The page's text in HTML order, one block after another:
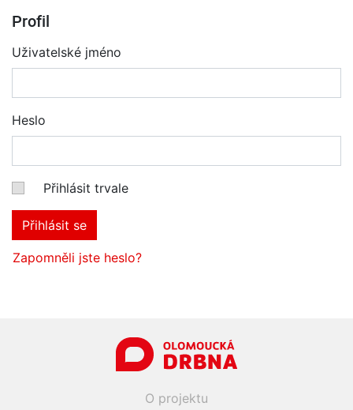
Profil
Uživatelské jméno
Heslo
Přihlásit trvale
Přihlásit se
Zapomněli jste heslo?
O projektu